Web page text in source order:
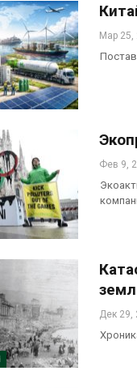
Мар 25,
Фев 9,
Дек 29,